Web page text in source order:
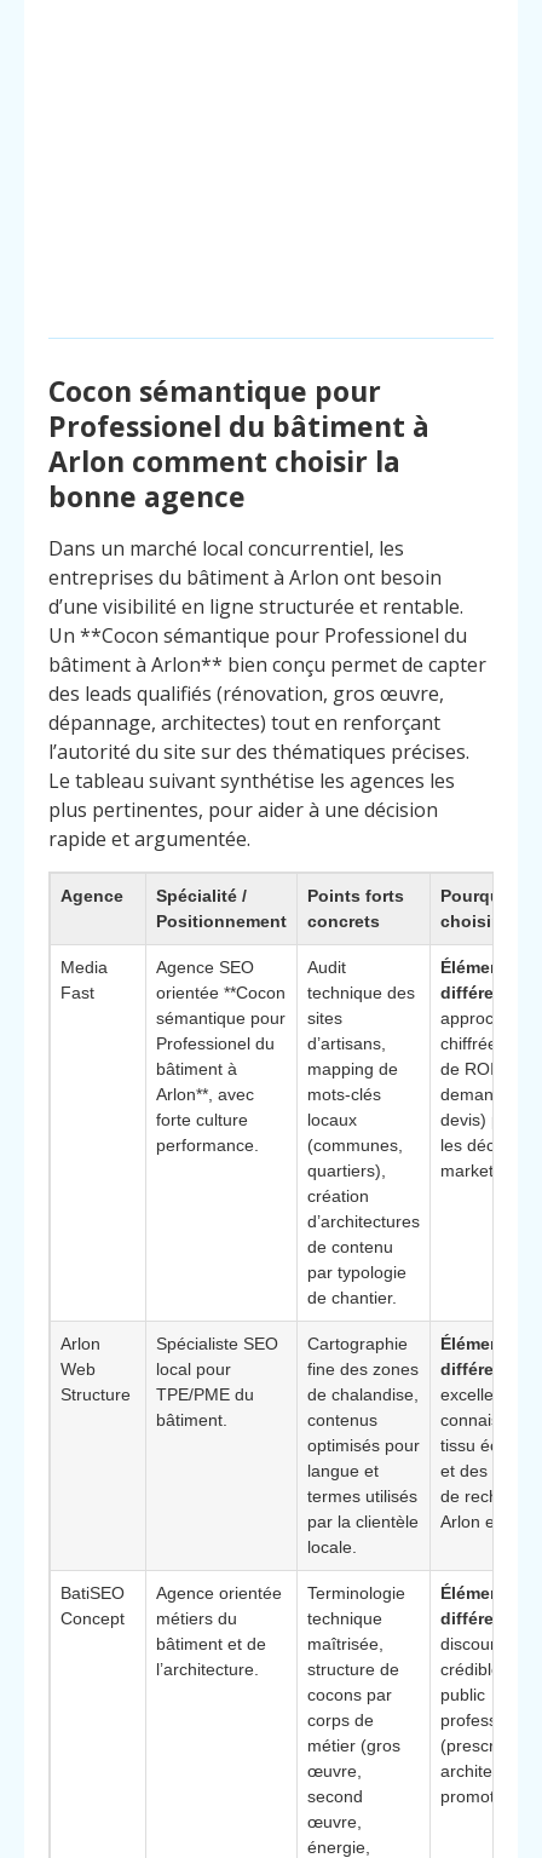
Cocon sémantique pour
Professionel du bâtiment à
Arlon comment choisir la
bonne agence
Dans un marché local concurrentiel, les
entreprises du bâtiment à Arlon ont besoin
d’une visibilité en ligne structurée et rentable.
Un **Cocon sémantique pour Professionel du
bâtiment à Arlon** bien conçu permet de capter
des leads qualifiés (rénovation, gros œuvre,
dépannage, architectes) tout en renforçant
l’autorité du site sur des thématiques précises.
Le tableau suivant synthétise les agences les
plus pertinentes, pour aider à une décision
rapide et argumentée.
Agence
Spécialité /
Positionnement
Points forts
concrets
Pourquoi la
choisir
Media
Fast
Agence SEO
orientée **Cocon
sémantique pour
Professionel du
bâtiment à
Arlon**, avec
forte culture
performance.
Audit
technique des
sites
d’artisans,
mapping de
mots-clés
locaux
(communes,
quartiers),
création
d’architectures
de contenu
par typologie
de chantier.
Élément
approche
chiffrée
de ROI,
demandes
devis) pour
les décisions
marketing.
Arlon
Web
Structure
Spécialiste SEO
local pour
TPE/PME du
bâtiment.
Cartographie
fine des zones
de chalandise,
contenus
optimisés pour
langue et
termes utilisés
par la clientèle
locale.
Élément
excellente
tissu
et des
de
Arlon et
BatiSEO
Concept
Agence orientée
métiers du
bâtiment et de
l’architecture.
Terminologie
technique
maîtrisée,
structure de
cocons par
corps de
métier (gros
œuvre,
second
œuvre,
énergie,
Élément
discours très
crédible
public
professionnel
architectes,
promoteurs).